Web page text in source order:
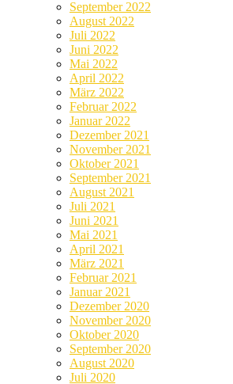
September 2022
August 2022
Juli 2022
Juni 2022
Mai 2022
April 2022
März 2022
Februar 2022
Januar 2022
Dezember 2021
November 2021
Oktober 2021
September 2021
August 2021
Juli 2021
Juni 2021
Mai 2021
April 2021
März 2021
Februar 2021
Januar 2021
Dezember 2020
November 2020
Oktober 2020
September 2020
August 2020
Juli 2020